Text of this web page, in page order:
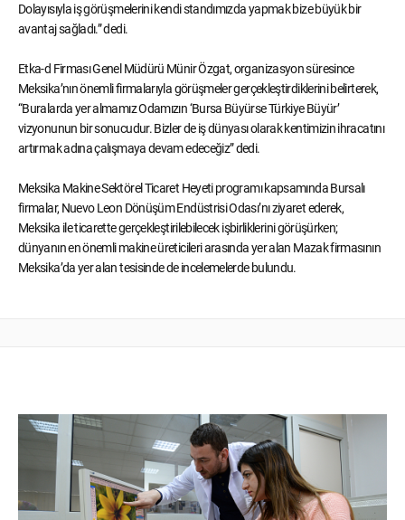
Dolayısıyla iş görüşmelerini kendi standımızda yapmak bize büyük bir
avantaj sağladı.” dedi.
Etka-d Firması Genel Müdürü Münir Özgat, organizasyon süresince
Meksika’nın önemli firmalarıyla görüşmeler gerçekleştirdiklerini belirterek,
“Buralarda yer almamız Odamızın ‘Bursa Büyürse Türkiye Büyür’
vizyonunun bir sonucudur. Bizler de iş dünyası olarak kentimizin ihracatını
artırmak adına çalışmaya devam edeceğiz” dedi.
Meksika Makine Sektörel Ticaret Heyeti programı kapsamında Bursalı
firmalar, Nuevo Leon Dönüşüm Endüstrisi Odası’nı ziyaret ederek,
Meksika ile ticarette gerçekleştirilebilecek işbirliklerini görüşürken;
dünyanın en önemli makine üreticileri arasında yer alan Mazak firmasının
Meksika’da yer alan tesisinde de incelemelerde bulundu.